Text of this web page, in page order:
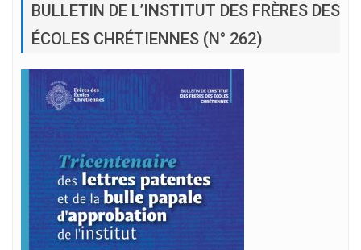
BULLETIN DE L’INSTITUT DES FRÈRES DES
ÉCOLES CHRÉTIENNES (N° 262)